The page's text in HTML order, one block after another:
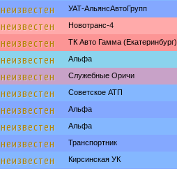
неизвестен УАТ-АльянсАвтоГрупп
неизвестен Новотранс-4
неизвестен ТК Авто Гамма (Екатеринбург)
неизвестен Альфа
неизвестен Служебные Оричи
неизвестен Советское АТП
неизвестен Альфа
неизвестен Альфа
неизвестен Транспортник
неизвестен Кирсинская УК